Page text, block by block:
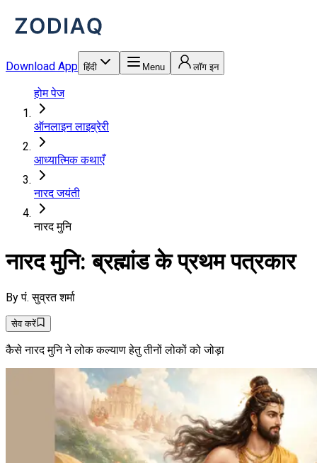
Download App हिंदी Menu लॉग इन
होम पेज
ऑनलाइन लाइब्रेरी
आध्यात्मिक कथाएँ
नारद जयंती
नारद मुनि
नारद मुनि: ब्रह्मांड के प्रथम पत्रकार
Byपं. सुव्रत शर्मा
सेव करें
कैसे नारद मुनि ने लोक कल्याण हेतु तीनों लोकों को जोड़ा